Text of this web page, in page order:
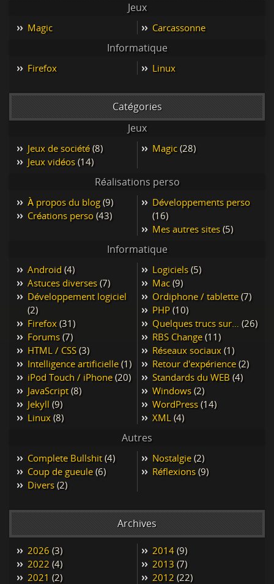
Jeux
Magic Carcassonne
Informatique
Firefox Linux
Catégories
Jeux
Jeux de société (8)
Jeux vidéos (14)
Magic (28)
Réalisations perso
À propos du blog (9)
Créations perso (43)
Développements perso
(16)
Mes autres sites (5)
Informatique
Android (4)
Astuces diverses (7)
Développement logiciel
(2)
Firefox (31)
Forums (7)
HTML / CSS (3)
Intelligence artificielle (1)
iPod Touch / iPhone (20)
JavaScript (8)
Jekyll (9)
Linux (8)
Logiciels (5)
Mac (9)
Ordiphone / tablette (7)
PHP (10)
Quelques trucs sur… (26)
RBS Change (11)
Réseaux sociaux (1)
Retour d'expérience (2)
Standards du WEB (4)
Windows (2)
WordPress (14)
XML (4)
Autres
Complete Bullshit (4)
Coup de gueule (6)
Divers (2)
Nostalgie (2)
Réflexions (9)
Archives
2026 (3)
2022 (4)
2021 (2)
2014 (9)
2013 (7)
2012 (22)